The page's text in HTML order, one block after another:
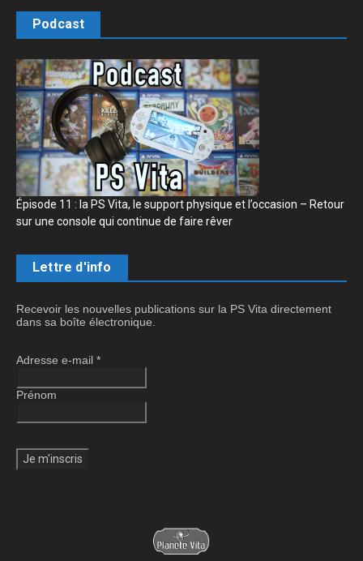
Podcast
Épisode 11 : la PS Vita, le support physique et l’occasion – Retour
sur une console qui continue de faire rêver
Lettre d'info
Recevoir les nouvelles publications sur la PS Vita directement
dans sa boîte électronique.
Adresse e-mail *
Prénom